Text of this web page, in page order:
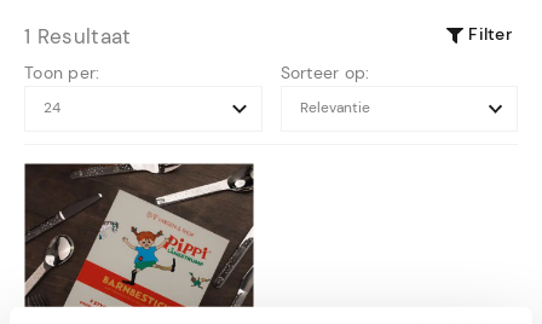
1 Resultaat
Filter
Toon per:
Sorteer op: